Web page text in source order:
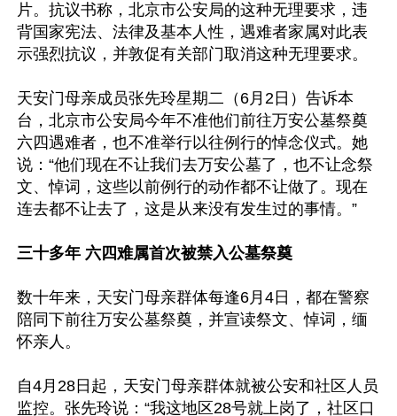
片。抗议书称，北京市公安局的这种无理要求，违
背国家宪法、法律及基本人性，遇难者家属对此表
示强烈抗议，并敦促有关部门取消这种无理要求。
天安门母亲成员张先玲星期二（6月2日）告诉本
台，北京市公安局今年不准他们前往万安公墓祭奠
六四遇难者，也不准举行以往例行的悼念仪式。她
说：“他们现在不让我们去万安公墓了，也不让念祭
文、悼词，这些以前例行的动作都不让做了。现在
连去都不让去了，这是从来没有发生过的事情。”
三十多年 六四难属首次被禁入公墓祭奠
数十年来，天安门母亲群体每逢6月4日，都在警察
陪同下前往万安公墓祭奠，并宣读祭文、悼词，缅
怀亲人。
自4月28日起，天安门母亲群体就被公安和社区人员
监控。张先玲说：“我这地区28号就上岗了，社区口